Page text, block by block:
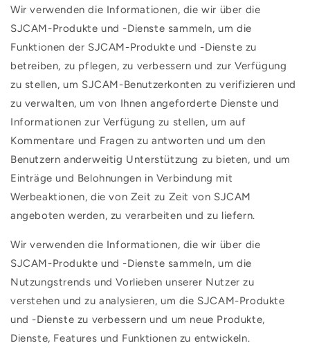
Wir verwenden die Informationen, die wir über die
SJCAM-Produkte und -Dienste sammeln, um die
Funktionen der SJCAM-Produkte und -Dienste zu
betreiben, zu pflegen, zu verbessern und zur Verfügung
zu stellen, um SJCAM-Benutzerkonten zu verifizieren und
zu verwalten, um von Ihnen angeforderte Dienste und
Informationen zur Verfügung zu stellen, um auf
Kommentare und Fragen zu antworten und um den
Benutzern anderweitig Unterstützung zu bieten, und um
Einträge und Belohnungen in Verbindung mit
Werbeaktionen, die von Zeit zu Zeit von SJCAM
angeboten werden, zu verarbeiten und zu liefern.
Wir verwenden die Informationen, die wir über die
SJCAM-Produkte und -Dienste sammeln, um die
Nutzungstrends und Vorlieben unserer Nutzer zu
verstehen und zu analysieren, um die SJCAM-Produkte
und -Dienste zu verbessern und um neue Produkte,
Dienste, Features und Funktionen zu entwickeln.